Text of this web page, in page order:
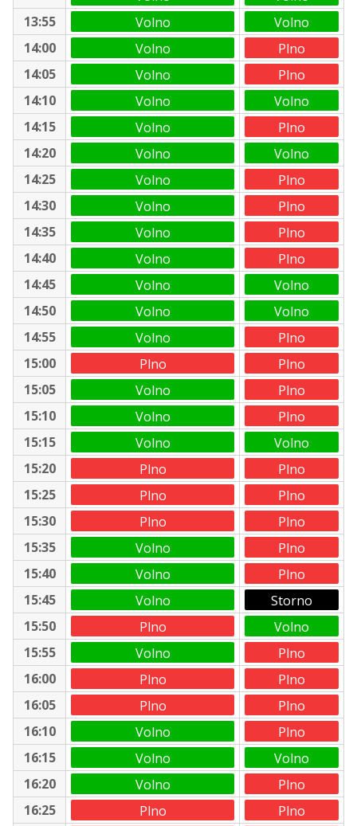
13:55
Volno
Volno
14:00
Volno
Plno
14:05
Volno
Plno
14:10
Volno
Volno
14:15
Volno
Plno
14:20
Volno
Volno
14:25
Volno
Plno
14:30
Volno
Plno
14:35
Volno
Plno
14:40
Volno
Plno
14:45
Volno
Volno
14:50
Volno
Volno
14:55
Volno
Plno
15:00
Plno
Plno
15:05
Volno
Plno
15:10
Volno
Plno
15:15
Volno
Volno
15:20
Plno
Plno
15:25
Plno
Plno
15:30
Plno
Plno
15:35
Volno
Plno
15:40
Volno
Plno
15:45
Volno
Storno
15:50
Plno
Volno
15:55
Volno
Plno
16:00
Plno
Plno
16:05
Plno
Plno
16:10
Volno
Plno
16:15
Volno
Volno
16:20
Volno
Plno
16:25
Plno
Plno